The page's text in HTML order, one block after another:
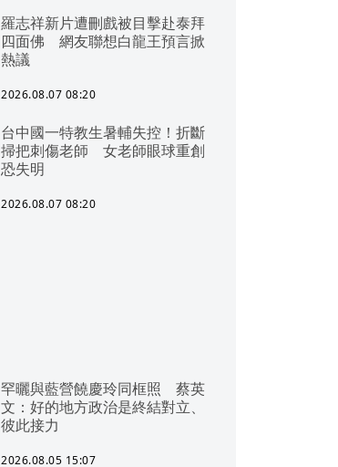
羅志祥新片遭刪戲被目擊赴泰拜
四面佛 網友聯想白龍王預言掀
熱議
2026.08.07 08:20
台中國一特教生暑輔失控！折斷
掃把刺傷老師 女老師眼球重創
恐失明
2026.08.07 08:20
罕曬與藍營饒慶玲同框照 蔡英
文：好的地方政治是終結對立、
彼此接力
2026.08.05 15:07